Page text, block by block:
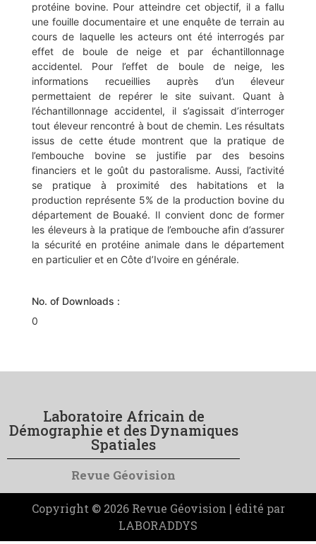
protéine bovine. Pour atteindre cet objectif, il a fallu
une fouille documentaire et une enquête de terrain au
cours de laquelle les acteurs ont été interrogés par
effet de boule de neige et par échantillonnage
accidentel. Pour l’effet de boule de neige, les
informations recueillies auprès d’un éleveur
permettaient de repérer le site suivant. Quant à
l’échantillonnage accidentel, il s’agissait d’interroger
tout éleveur rencontré à bout de chemin. Les résultats
issus de cette étude montrent que la pratique de
l’embouche bovine se justifie par des besoins
financiers et le goût du pastoralisme. Aussi, l’activité
se pratique à proximité des habitations et la
production représente 5% de la production bovine du
département de Bouaké. Il convient donc de former
les éleveurs à la pratique de l’embouche afin d’assurer
la sécurité en protéine animale dans le département
en particulier et en Côte d’Ivoire en générale.
No. of Downloads :
0
Laboratoire Africain de
Démographie et des Dynamiques
Spatiales
Revue Géovision
Copyright © 2026 Revue Géovision | édité par
LABORADDYS